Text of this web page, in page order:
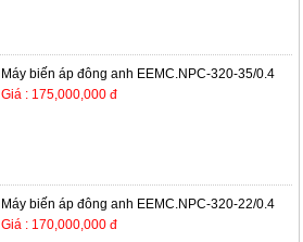
Máy biến áp đông anh EEMC.NPC-320-35/0.4
Giá : 175,000,000 đ
Máy biến áp đông anh EEMC.NPC-320-22/0.4
Giá : 170,000,000 đ